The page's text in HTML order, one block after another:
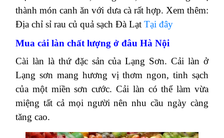
thành món canh ăn với dưa cà rất hợp. Xem thêm:
Địa chỉ sỉ rau củ quả sạch Đà Lạt Tại đây
Mua cải làn chất lượng ở đâu Hà Nội
Cài làn là thứ đặc sản của Lạng Sơn. Cải làn ở
Lạng sơn mang hương vị thơm ngon, tinh sạch
của một miền sơn cước. Cải làn có thể làm vừa
miệng tất cả mọi người nên nhu cầu ngày càng
tăng cao.